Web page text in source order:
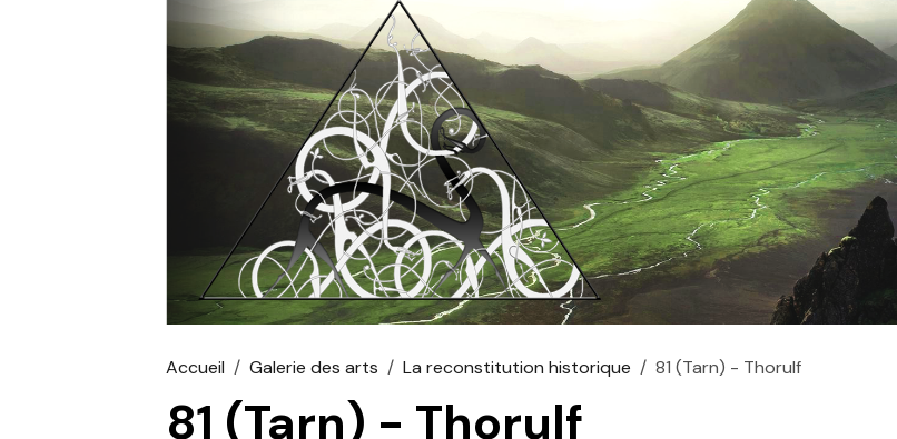
Accueil Galerie des arts La reconstitution historique 81 (Tarn) - Thorulf
81 (Tarn) - Thorulf